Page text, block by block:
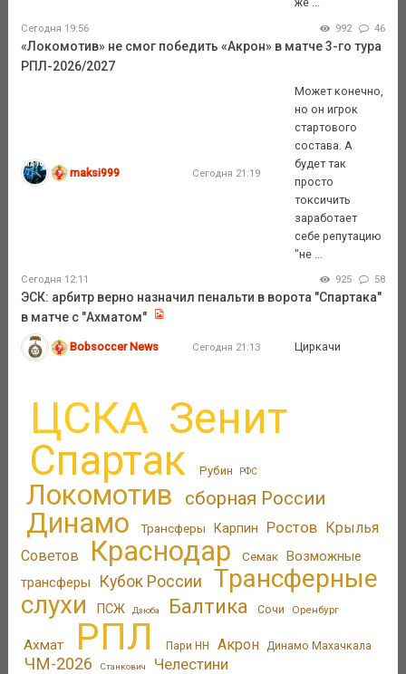
Сегодня 19:56 992 46
«Локомотив» не смог победить «Акрон» в матче 3-го тура
РПЛ-2026/2027
maksi999 Сегодня 21:19
Может конечно,
но он игрок
стартового
состава. А
будет так
просто
токсичить
заработает
себе репутацию
"не ...
Сегодня 12:11 925 58
ЭСК: арбитр верно назначил пенальти в ворота "Спартака"
в матче с "Ахматом"
Bobsoccer News Сегодня 21:13 Циркачи
ЦСКА Зенит
Спартак Рубин РФС
Локомотив сборная России
Динамо Трансферы Карпин Ростов Крылья
Советов
Краснодар Семак Возможные
трансферы
Кубок России
Трансферные
слухи
ПСЖ Дзюба Балтика Сочи Оренбург
Ахмат РПЛ Пари НН Акрон Динамо Махачкала
ЧМ-2026 Станкович Челестини